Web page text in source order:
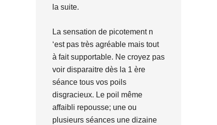
la suite.
La sensation de picotement n
‘est pas très agréable mais tout
à fait supportable. Ne croyez pas
voir disparaitre dès la 1 ère
séance tous vos poils
disgracieux. Le poil même
affaibli repousse; une ou
plusieurs séances une dizaine